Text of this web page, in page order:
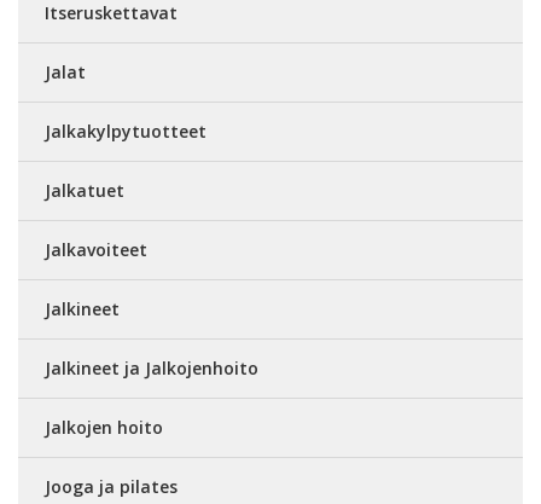
Itseruskettavat
Jalat
Jalkakylpytuotteet
Jalkatuet
Jalkavoiteet
Jalkineet
Jalkineet ja Jalkojenhoito
Jalkojen hoito
Jooga ja pilates